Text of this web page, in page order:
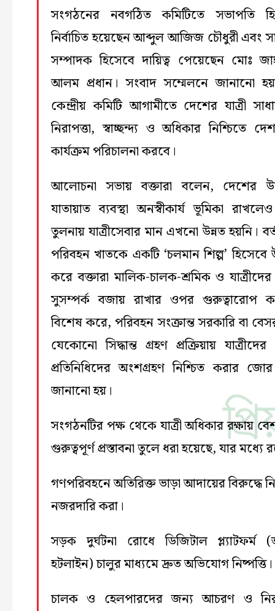
সংগঠনের নবগঠিত কমিটিতে সভাপতি
নির্বাচিত হয়েছেন আব্দুল আজিজ চৌধুরী এবং
সম্পাদক হিসেবে দায়িত্ব পেয়েছেন মোঃ
আলম প্রধান। সংবাদ সম্মেলনে জানানো
কেন্দ্রীয় কমিটি আগামীতে দেশের যাত্রী
নিরাপত্তা, স্বাচ্ছন্দ্য ও অধিকার নিশ্চিতে
কার্যক্রম পরিচালনা করবে।
আলোচনা সভায় বক্তারা বলেন, দেশের
যাতায়াত ব্যবস্থা অনস্বীকার্য ভূমিকা
তুলনায় যাত্রীসেবার মান এখনো উন্নত হয়নি।
পরিবহন খাতকে একটি ‘চলমান শিল্প’ হিসেবে
করে বক্তারা মালিক-চালক-শ্রমিক ও
সুসম্পর্ক বজায় রাখার ওপর গুরুত্বারোপ
বিশেষ করে, পরিবহন সংক্রান্ত সরকারি বা
যেকোনো সিদ্ধান্ত গ্রহণ প্রক্রিয়ায়
প্রতিনিধিদের অংশগ্রহণ নিশ্চিত করার
জানানো হয়।
সংগঠনটির পক্ষ থেকে যাত্রী অধিকার রক্ষায়
গুরুত্বপূর্ণ প্রস্তাবনা তুলে ধরা হয়েছে, যার মধ্যে
গণপরিবহনে অতিরিক্ত ভাড়া আদায়ের বিরুদ্ধে
নজরদারি করা।
সড়ক দুর্ঘটনা রোধে ডিজিটাল প্ল্যাটফর্ম
হটলাইন) চালুর মাধ্যমে দ্রুত অভিযোগ নিষ্পত্তি।
চালক ও হেলপারদের জন্য আচরণ ও